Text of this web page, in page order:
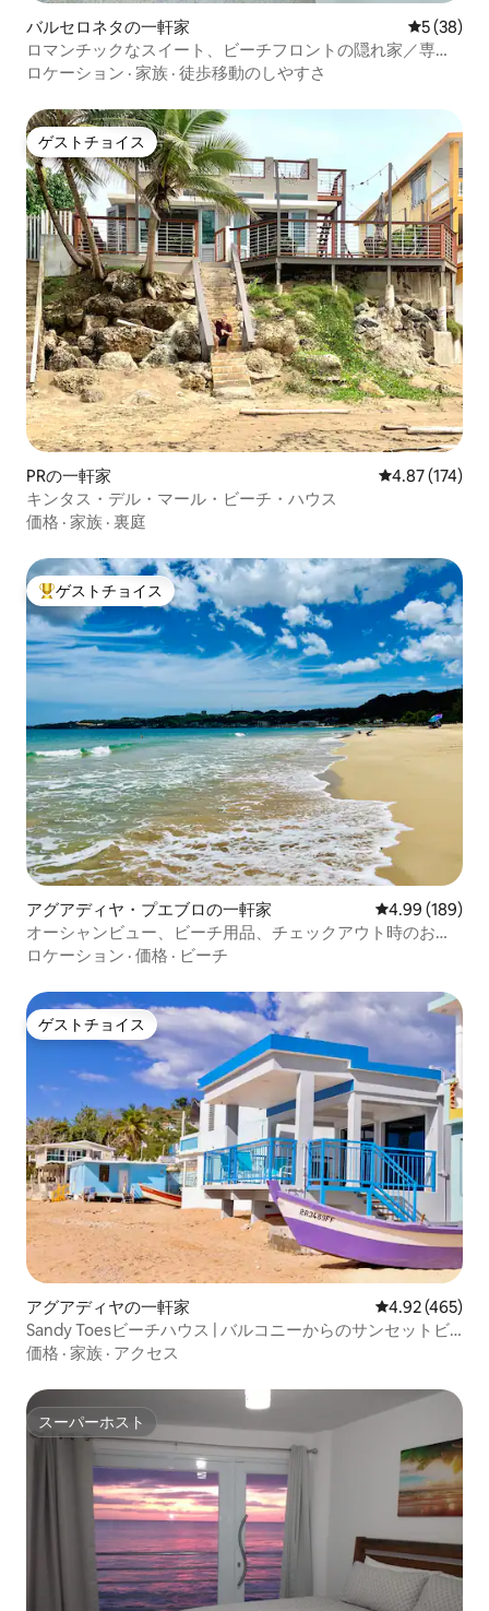
バルセロネタの一軒家 レビュー
5 (38)
ロマンチックなスイート、ビーチフロントの隠れ家／専用
プール
ロケーション · 家族 · 徒歩移動のしやすさ
ゲストチョイス
ゲストチョイス
PRの一軒家 レビュー174
4.87 (174)
キンタス・デル・マール・ビーチ・ハウス
価格 · 家族 · 裏庭
大好評のゲストチョイスです。
ゲストチョイス
アグアディヤ・プエブロの一軒家 レビュー189
4.99 (189)
オーシャンビュー、ビーチ用品、チェックアウト時のお掃
除なし
ロケーション · 価格 · ビーチ
ゲストチョイス
ゲストチョイス
アグアディヤの一軒家 レビュー465
4.92 (465)
Sandy Toesビーチハウス | バルコニーからのサンセットビ
ュー！
価格 · 家族 · アクセス
スーパーホスト
スーパーホスト